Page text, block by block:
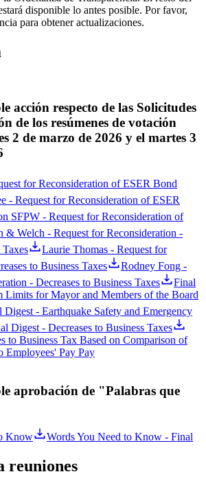
disponible lo antes posible. Por favor,
para obtener actualizaciones.
acción respecto de las Solicitudes
de los resúmenes de votación
2 de marzo de 2026 y el martes 3
for Reconsideration of ESER Bond
- Request for Reconsideration of ESER
SFPW - Request for Reconsideration of
& Welch - Request for Reconsideration -
Taxes
Laurie Thomas - Request for
to Business Taxes
Rodney Fong -
- Decreases to Business Taxes
Final
Limits for Mayor and Members of the Board
Digest - Earthquake Safety and Emergency
Digest - Decreases to Business Taxes
to Business Tax Based on Comparison of
Employees' Pay Pay
aprobación de "Palabras que
Know Words You Need to Know - Final
reuniones